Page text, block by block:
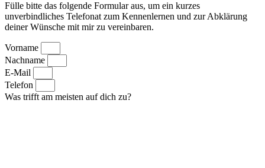
Fülle bitte das folgende Formular aus, um ein kurzes
unverbindliches Telefonat zum Kennenlernen und zur Abklärung
deiner Wünsche mit mir zu vereinbaren.
Vorname
Nachname
E-Mail
Telefon
Was trifft am meisten auf dich zu?